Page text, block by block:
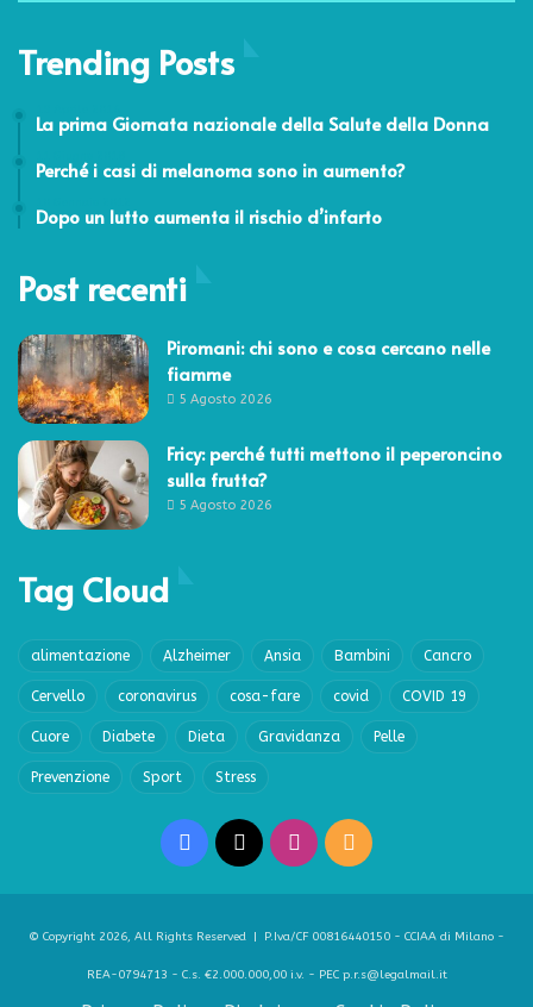
Trending Posts
La prima Giornata nazionale della Salute della Donna
Perché i casi di melanoma sono in aumento?
Dopo un lutto aumenta il rischio d’infarto
Post recenti
Piromani: chi sono e cosa cercano nelle
fiamme
5 Agosto 2026
Fricy: perché tutti mettono il peperoncino
sulla frutta?
5 Agosto 2026
Tag Cloud
alimentazione Alzheimer Ansia Bambini Cancro
Cervello coronavirus cosa-fare covid COVID 19
Cuore Diabete Dieta Gravidanza Pelle
Prevenzione Sport Stress
Facebook Instagram
RSS
© Copyright 2026, All Rights Reserved | P.Iva/CF 00816440150 - CCIAA di Milano -
REA-0794713 - C.s. €2.000.000,00 i.v. - PEC p.r.s@legalmail.it